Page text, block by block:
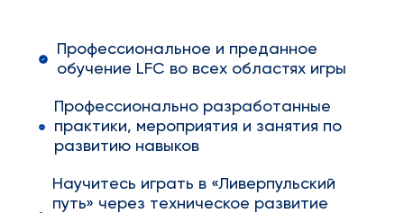
Профессиональное и преданное
обучение LFC во всех областях игры
Профессионально разработанные
практики, мероприятия и занятия по
развитию навыков
Научитесь играть в «Ливерпульский
путь» через техническое развитие